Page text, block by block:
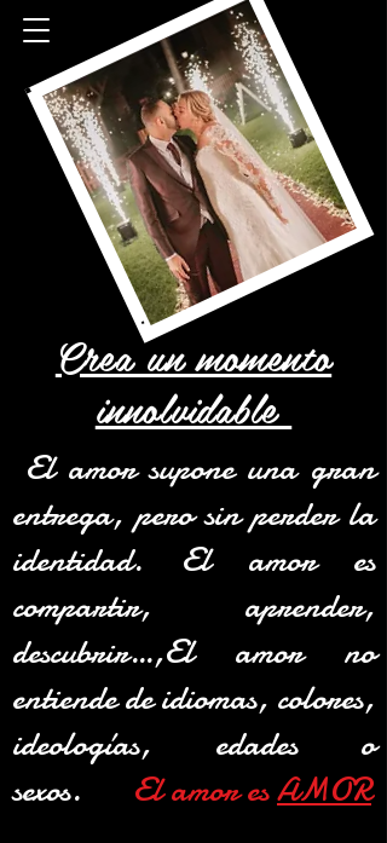
Crea un momento
innolvidable
El amor supone una gran
entrega, pero sin perder la
identidad. El amor es
compartir, aprender,
descubrir…,El amor no
entiende de idiomas, colores,
ideologías, edades o
sexos. El amor esAMOR